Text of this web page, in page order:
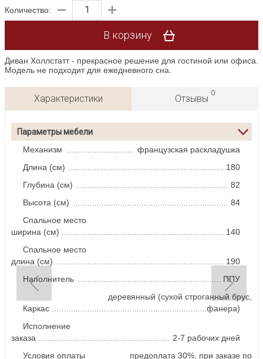
Количество:
В корзину
Диван Холлстатт - прекрасное решение для гостиной или офиса.
Модель не подходит для ежедневного сна.
Характеристики Отзывы
0
Параметры мебели
Механизм
французская раскладушка
Длина (см)
180
Глубина (см)
82
Высота (см)
84
Спальное место
ширина (см)
140
Спальное место
длина (см)
190
Наполнитель
ППУ
Каркас
деревянный (сухой строганный брус,
фанера)
Исполнение
заказа
2-7 рабочих дней
Условия оплаты
предоплата 30%, при заказе по